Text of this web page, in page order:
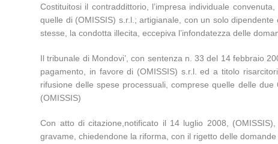
Costituitosi il contraddittorio, l’impresa individuale
quelle di (OMISSIS) s.r.l.; artigianale, con un solo
stesse, la condotta illecita, eccepiva l’infondatezza delle
Il tribunale di Mondovi’, con sentenza n. 33 del 14 febbraio
pagamento, in favore di (OMISSIS) s.r.l. ed a titolo
rifusione delle spese processuali, comprese quelle delle
(OMISSIS)
Con atto di citazione,notificato il 14 luglio 2008,
gravame, chiedendone la riforma, con il rigetto delle